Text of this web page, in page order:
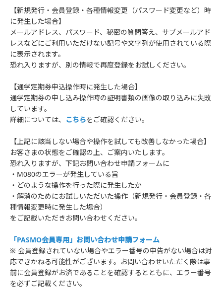
【新規発行・会員登録・各種情報変更（パスワード変更など）時
に発生した場合】
メールアドレス、パスワード、秘密の質問答え、サブメールアド
レスなどにご利用いただけない記号や文字列が使用されている際
に表示されます。
恐れ入りますが、別の情報で再度登録をお試しください。
【通学定期券申込操作時に発生した場合】
通学定期券の申し込み操作時の証明書類の画像の取り込みに失敗
しています。
詳細については、 こちらをご確認ください。
【上記に該当しない場合や操作を試しても改善しなかった場合】
お客さまの状態をご確認の上、ご案内いたします。
恐れ入りますが、下記お問い合わせ申請フォームに
・M080のエラーが発生している旨
・どのような操作を行った際に発生したか
・解消のためにお試しいただいた操作（新規発行・会員登録・各
種情報変更時に発生した場合）
をご記載いただきお問い合わせください。
「PASMO会員専用」お問い合わせ申請フォーム
※ 会員登録されていない場合やエラー番号の申告がない場合は対
応できかねる可能性がございます。お問い合わせいただく際は事
前に会員登録がお済であることを確認するとともに、エラー番号
を必ずご記載ください。